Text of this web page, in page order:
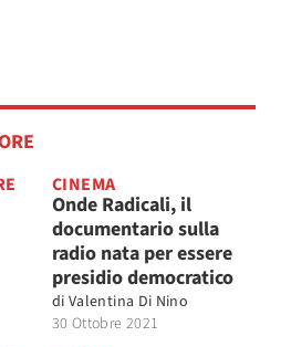
CINEMA
Onde Radicali, il
documentario sulla
radio nata per essere
presidio democratico
di Valentina Di Nino
30 Ottobre 2021